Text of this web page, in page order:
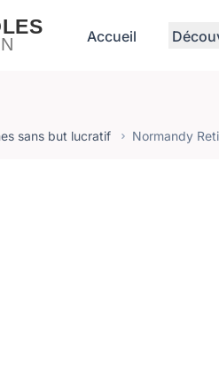
Accueil
sans but lucratif Normandy